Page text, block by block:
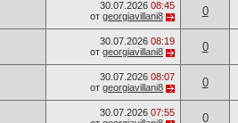
30.07.2026 08:45
от georgiavillani8 0
30.07.2026 08:19
от georgiavillani8 0
30.07.2026 08:07
от georgiavillani8 0
30.07.2026 07:55
0